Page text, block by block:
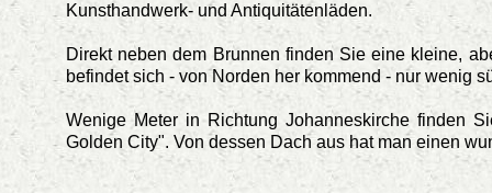
Kunsthandwerk- und Antiquitätenläden.
Direkt neben dem Brunnen finden Sie eine kleine,
befindet sich - von Norden her kommend - nur wenig
Wenige Meter in Richtung Johanneskirche finden
Golden City". Von dessen Dach aus hat man einen